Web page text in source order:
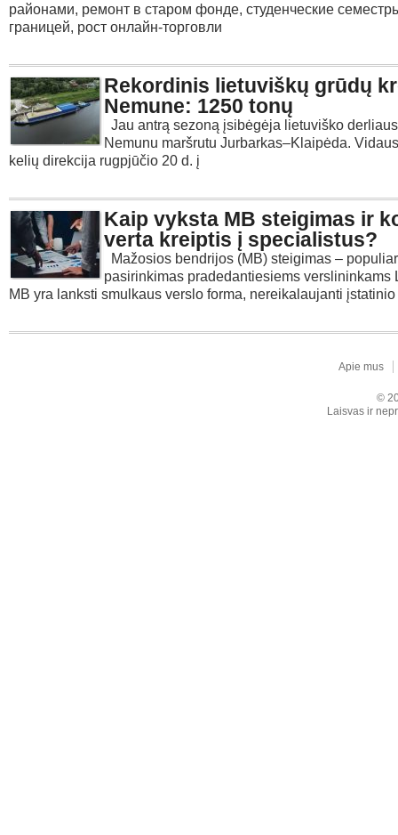
районами, ремонт в старом фонде, студенческие
границей, рост онлайн-торговли
Rekordinis lietuviškų grūdų
Nemune: 1250 tonų
Jau antrą sezoną įsibėgėja lietuviško
Nemunu maršrutu Jurbarkas–Klaipėda.
kelių direkcija rugpjūčio 20 d. į
Kaip vyksta MB steigimas ir
verta kreiptis į specialistus?
Mažosios bendrijos (MB) steigimas –
pasirinkimas pradedantiesiems verslininkams
MB yra lanksti smulkaus verslo forma, nereikalaujanti įstatinio
Apie mus
©
Laisvas ir